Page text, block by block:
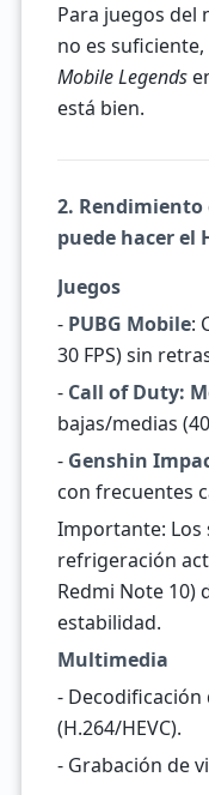
Para juegos del
no es
Mobile Legends
está bien.
2. Rendimiento
puede hacer el
Juegos
- PUBG Mobile:
30 FPS) sin
- Call of Duty:
bajas/medias
- Genshin
con frecuentes
Importante: Los
refrigeración
Redmi Note 10)
estabilidad.
Multimedia
- Decodificación
(H.264/HEVC).
- Grabación de